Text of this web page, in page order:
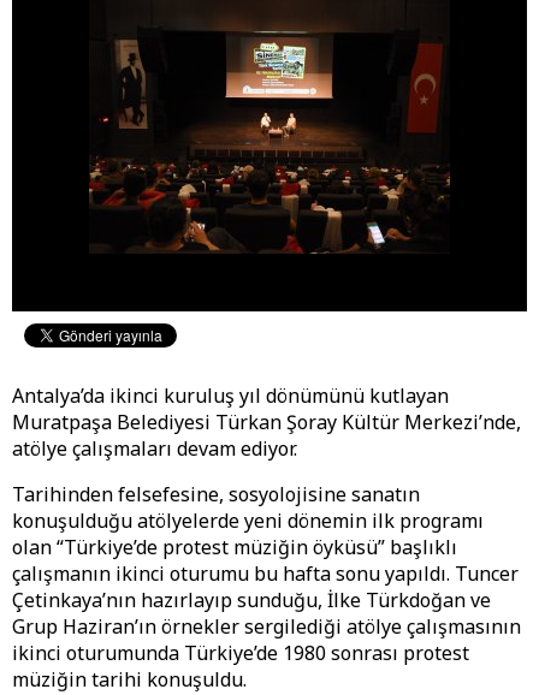
Antalya’da ikinci kuruluş yıl dönümünü kutlayan
Muratpaşa Belediyesi Türkan Şoray Kültür Merkezi’nde,
atölye çalışmaları devam ediyor.
Tarihinden felsefesine, sosyolojisine sanatın
konuşulduğu atölyelerde yeni dönemin ilk programı
olan “Türkiye’de protest müziğin öyküsü” başlıklı
çalışmanın ikinci oturumu bu hafta sonu yapıldı. Tuncer
Çetinkaya’nın hazırlayıp sunduğu, İlke Türkdoğan ve
Grup Haziran’ın örnekler sergilediği atölye çalışmasının
ikinci oturumunda Türkiye’de 1980 sonrası protest
müziğin tarihi konuşuldu.